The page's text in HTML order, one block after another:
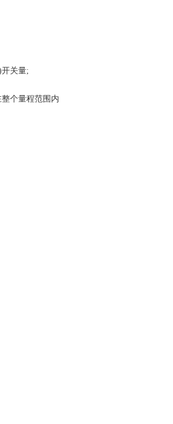
关量;
个量程范围内